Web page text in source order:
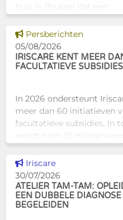
huis in Brussel dat een
alternatief biedt voor de
traditionele
huisvestingsstructuren v
Dit nieuws tonen
Persberichten
05/08/2026
IRISCARE KENT MEER
FACULTATIEVE
In 2026 ondersteunt
meer dan 60 initiatieven
facultatieve subsidies. In
wordt ruim 12 miljoen euro
Brusselse actoren die actief
zijn op het vlak van
Dit nieuws tonen
Iriscare
30/07/2026
ATELIER TAM-TAM:
EEN DUBBELE
BEGELEIDEN